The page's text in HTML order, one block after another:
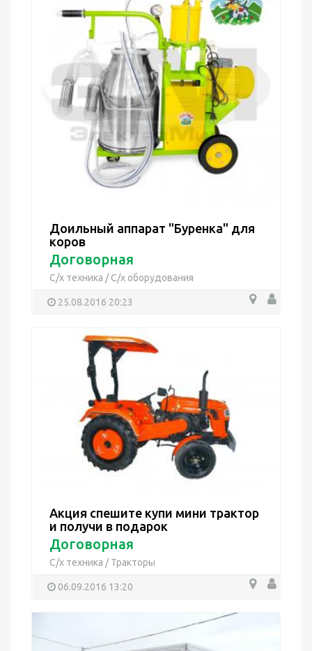
Доильный аппарат "Буренка" для
коров
Договорная
С/х техника /С/х оборудования
25.08.2016 20:23
Акция спешите купи мини трактор
и получи в подарок
Договорная
С/х техника /Тракторы
06.09.2016 13:20